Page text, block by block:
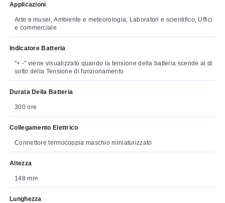
Applicazioni
Arte e musei, Ambiente e meteorologia, Laboratori e scientifico, Uffici
e commerciale
Indicatore Batteria
"+ -" viene visualizzato quando la tensione della batteria scende al di
sotto della Tensione di funzionamento
Durata Della Batteria
300 ore
Collegamento Elettrico
Connettore termocoppia maschio miniaturizzato
Altezza
148 mm
Lunghezza